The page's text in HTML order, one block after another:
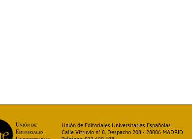
Unión de Editoriales Universitarias Españolas
Calle Vitruvio nº 8, Despacho 208 - 28006 MADRID